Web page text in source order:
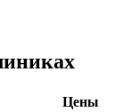
Цены